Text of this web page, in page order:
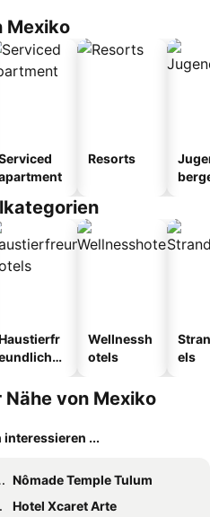
Mexiko
Resorts
Wellnessh
otels
els
von Mexiko
interessieren ...
Nômade Temple Tulum
Hotel Xcaret Arte